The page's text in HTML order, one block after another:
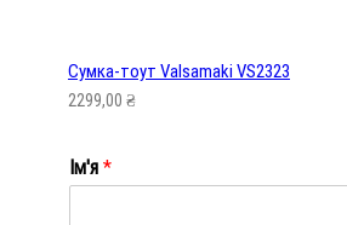
Сумка-тоут Valsamaki VS2323
2299,00 ₴
Ім'я *